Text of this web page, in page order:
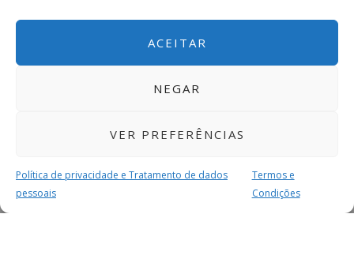
ACEITAR
NEGAR
VER PREFERÊNCIAS
Política de privacidade e Tratamento de dados
pessoais
Termos e
Condições